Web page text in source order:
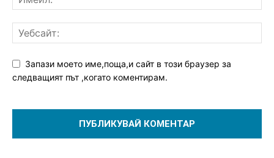
Запази моето име,поща,и сайт в този браузер за
следващият път ,когато коментирам.